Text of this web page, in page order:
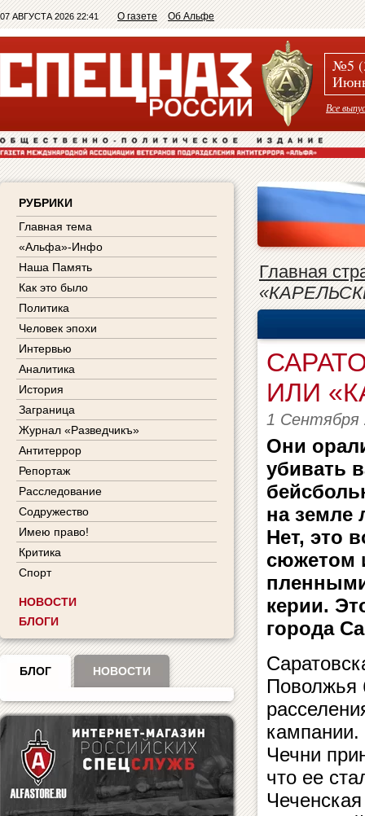
07 АВГУСТА 2026 22:41 О газете Об Альфе
№5
Все
РУБРИКИ
Главная тема
«Альфа»-Инфо
Наша Память
Как это было
Политика
Человек эпохи
Интервью
Аналитика
История
Заграница
Журнал «Разведчикъ»
Антитеррор
Репортаж
Расследование
Содружество
Имею право!
Критика
Спорт
НОВОСТИ
БЛОГИ
БЛОГ НОВОСТИ
Главная
ИЛИ
1 Сентября
Они
убивать
на земле
Нет, это
сюжетом
ке­рии.
города
Поволжья
кампании.
Чечни
что ее